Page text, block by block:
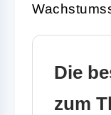
Die
zum